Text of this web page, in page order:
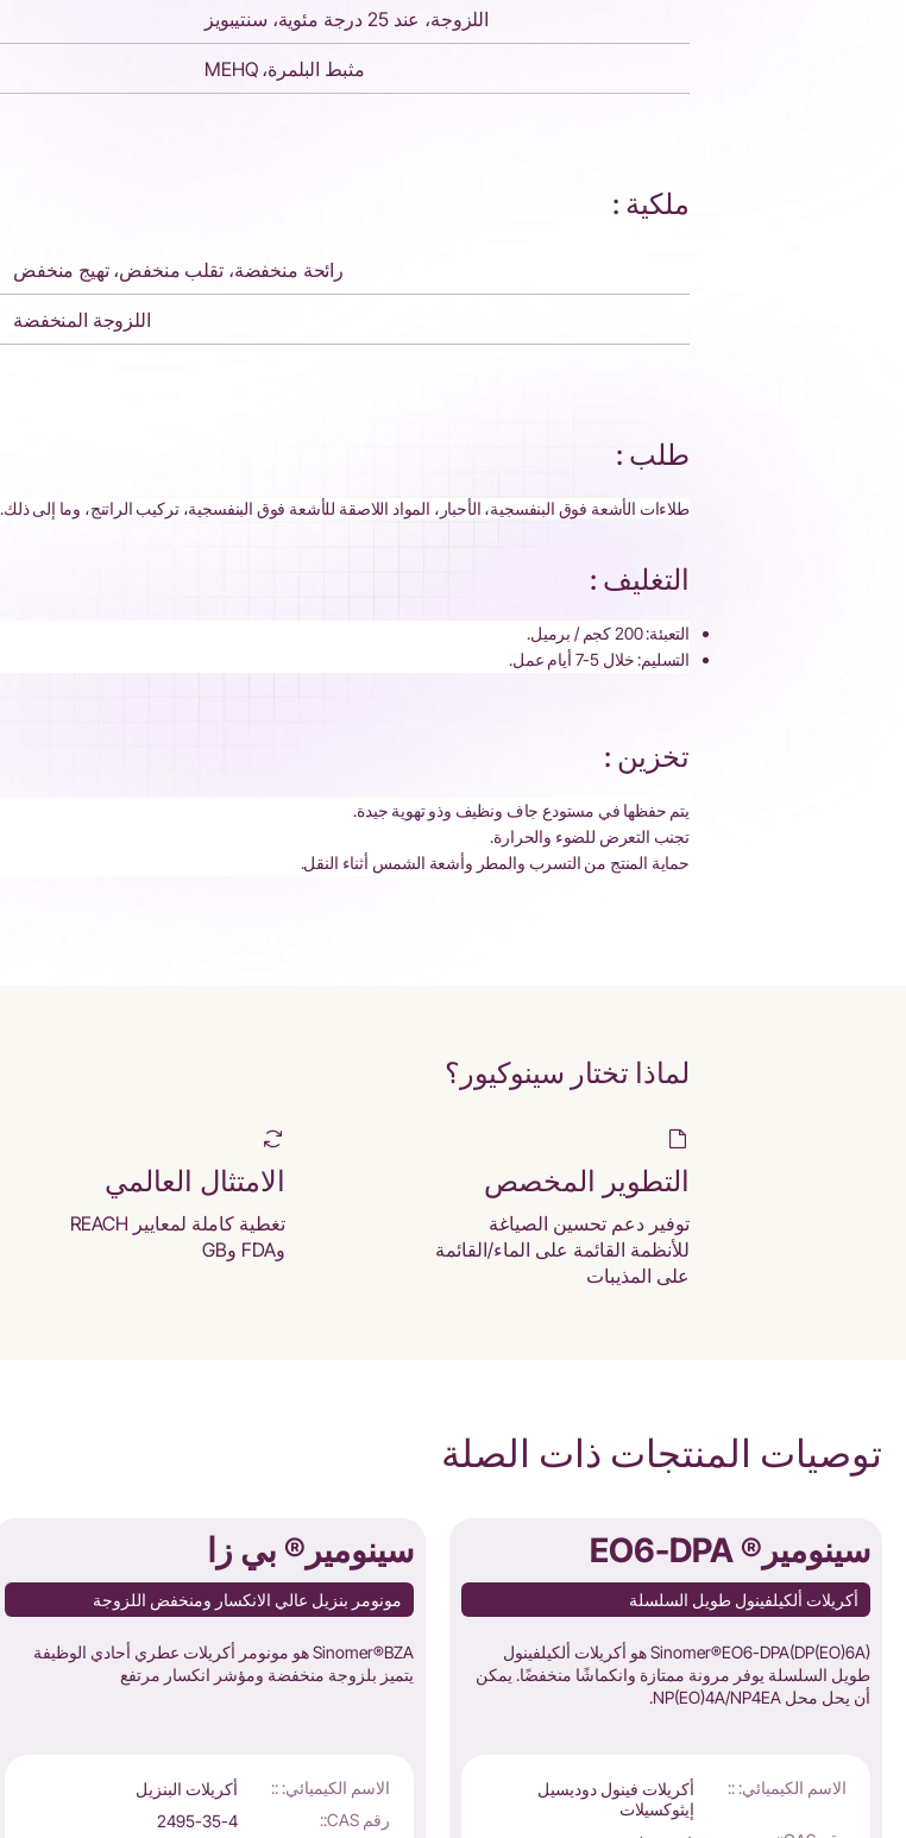
اللزوجة، عند 25 درجة مئوية، سنتيبويز
مثبط البلمرة، MEHQ
ملكية :
رائحة منخفضة، تقلب منخفض، تهيج منخفض
اللزوجة المنخفضة
طلب :
طلاءات الأشعة فوق البنفسجية، الأحبار، المواد اللاصقة للأشعة فوق البنفسجية، تركيب الراتنج، وما إلى ذلك.
التغليف :
التعبئة: 200 كجم / برميل.
التسليم: خلال 5-7 أيام عمل.
تخزين :
يتم حفظها في مستودع جاف ونظيف وذو تهوية جيدة.
تجنب التعرض للضوء والحرارة.
حماية المنتج من التسرب والمطر وأشعة الشمس أثناء النقل.
لماذا تختار سينوكيور؟
التطوير المخصص
توفير دعم تحسين الصياغة
للأنظمة القائمة على الماء/القائمة
على المذيبات
الامتثال العالمي
تغطية كاملة لمعايير REACH
وFDA وGB
توصيات المنتجات ذات الصلة
سينومير® EO6-DPA
أكريلات ألكيلفينول طويل السلسلة
Sinomer®EO6-DPA(DP(EO)6A) هو أكريلات ألكيلفينول
طويل السلسلة يوفر مرونة ممتازة وانكماشًا منخفضًا. يمكن
أن يحل محل NP(EO)4A/NP4EA.
الاسم الكيميائي: ::
أكريلات فينول دوديسيل
إيثوكسيلات
سينومير® بي زا
مونومر بنزيل عالي الانكسار ومنخفض اللزوجة
Sinomer®BZA هو مونومر أكريلات عطري أحادي الوظيفة
يتميز بلزوجة منخفضة ومؤشر انكسار مرتفع
الاسم الكيميائي: ::
أكريلات البنزيل
رقم CAS::
2495-35-4